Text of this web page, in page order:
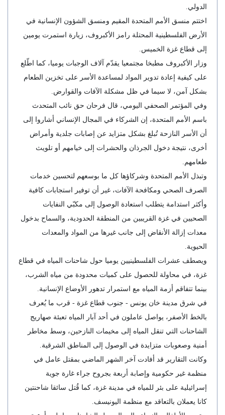
الدولي.
اختتم منسق الأمم المتحدة المقيم ومنسق الشؤون الإنسانية في
الأرض الفلسطينية المحتلة رامز الأكبروف، زيارة استمرت يومين
إلى قطاع غزة الخميس.
وزار الأكبروف مطبخا مجتمعيا يقدّم آلاف الوجبات يوميا، كما اطّلع
على كيفية إعادة تدوير المواد لمساعدة الأسر على تخزين الطعام
بشكل آمن، لا سيما في ظل مشكلة الآفات والقوارض.
وفي المؤتمر الصحفي اليومي، قال فرحان حق نائب المتحدث
باسم الأمم المتحدة، إن الشركاء في المجال الإنساني أشاروا إلى
أن الأسر النازحة تُبلغ بشكل متزايد عن إصابات جلدية وأمراض
أخرى، نتيجة دخول الجرذان والحشرات إلى خيامهم أو تلويث
طعامهم.
وتبذل الأمم المتحدة وشركاؤها كل ما بوسعهم لتحسين خدمات
الصرف الصحي ومكافحة الآفات، غير أن توفير استجابات كافية
وأكثر استدامة يتطلب استعادة الوصول إلى مكبّي النفايات
الصحيين في غزة القريبين من المنطقة الحدودية، والسماح بدخول
معدات إزالة الأنقاض إلى جانب غيرها من المواد والمعدات
الحيوية.
ويصطف عشرات الفلسطينيين يوميا حول شاحنات المياه في قطاع
غزة، في محاولة للحصول على كميات محدودة من مياه الشرب،
بينما تتفاقم أزمة المياه مع استمرار تدهور الأوضاع الإنسانية.
في شرق مدينة خان يونس - جنوب قطاع غزة - قرب ما يُعرف
بالخط الأصفر، يواصل عاملون في أحد آبار المياه تعبئة صهاريج
الشاحنات التي تنقل المياه إلى مخيمات النازحين، وسط مخاطر
أمنية وصعوبات متزايدة في الوصول إلى المناطق الشرقية.
وكانت التقارير قد أفادت آخر الشهر الماضي بمقتل عامل في
منظمة غير حكومية وإصابة أربعة بجروح جراء غارة جوية
إسرائيلية على بئر للمياه في مدينة غزة، كما قُتل سائقا شاحنتين
كانا يعملان بالتعاقد مع منظمة اليونيسف.